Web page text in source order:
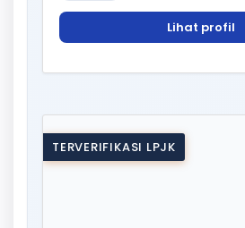
Lihat profil
TERVERIFIKASI LPJK